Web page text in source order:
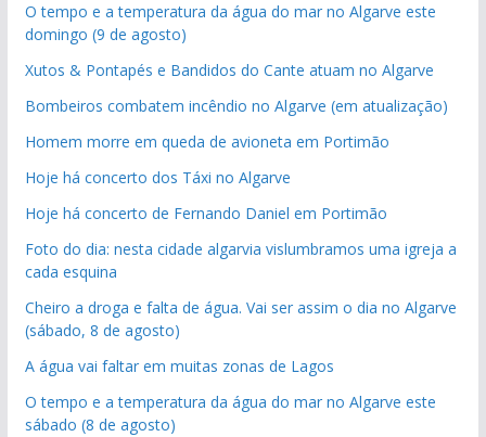
O tempo e a temperatura da água do mar no Algarve este
domingo (9 de agosto)
Xutos & Pontapés e Bandidos do Cante atuam no Algarve
Bombeiros combatem incêndio no Algarve (em atualização)
Homem morre em queda de avioneta em Portimão
Hoje há concerto dos Táxi no Algarve
Hoje há concerto de Fernando Daniel em Portimão
Foto do dia: nesta cidade algarvia vislumbramos uma igreja a
cada esquina
Cheiro a droga e falta de água. Vai ser assim o dia no Algarve
(sábado, 8 de agosto)
A água vai faltar em muitas zonas de Lagos
O tempo e a temperatura da água do mar no Algarve este
sábado (8 de agosto)